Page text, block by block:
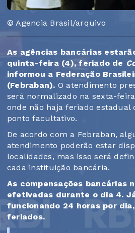
© Agencia Brasil/arquivo
As agências bancárias
quinta-feira (4), feriado de
informou a Federação
(Febraban). O atendimento
será normalizado na sexta-
onde não haja feriado estadual
ponto facultativo.
De acordo com a Febraban,
atendimento poderão estar
localidades, mas isso será
cada instituição bancária.
As compensações bancárias
efetivadas durante o dia 4.
funcionando 24 horas por
feriados.